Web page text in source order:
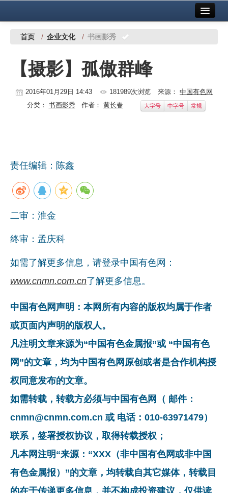
中国有色金属报社主办 广告服务
铜镍铅锌
铝
地矿 建设
党建工作
企业文化
《资源再生》杂志
行情报价
数字报
首页 / 企业文化 / 书画影秀
【摄影】孤傲群峰
2016年01月29日 14:43 181989次浏览 来源： 中国有色网
分类： 书画影秀 作者： 黄长春 大字号 中字号 常规
责任编辑：陈鑫
二审：淮金
终审：孟庆科
如需了解更多信息，请登录中国有色网：
www.cnmn.com.cn了解更多信息。
中国有色网声明：本网所有内容的版权均属于作者
或页面内声明的版权人。
凡注明文章来源为“中国有色金属报”或 “中国有色
网”的文章，均为中国有色网原创或者是合作机构授
权同意发布的文章。
如需转载，转载方必须与中国有色网（ 邮件：
cnmn@cnmn.com.cn 或 电话：010-63971479）
联系，签署授权协议，取得转载授权；
凡本网注明“来源：“XXX（非中国有色网或非中国
有色金属报）”的文章，均转载自其它媒体，转载目
的在于传递更多信息，并不构成投资建议，仅供读